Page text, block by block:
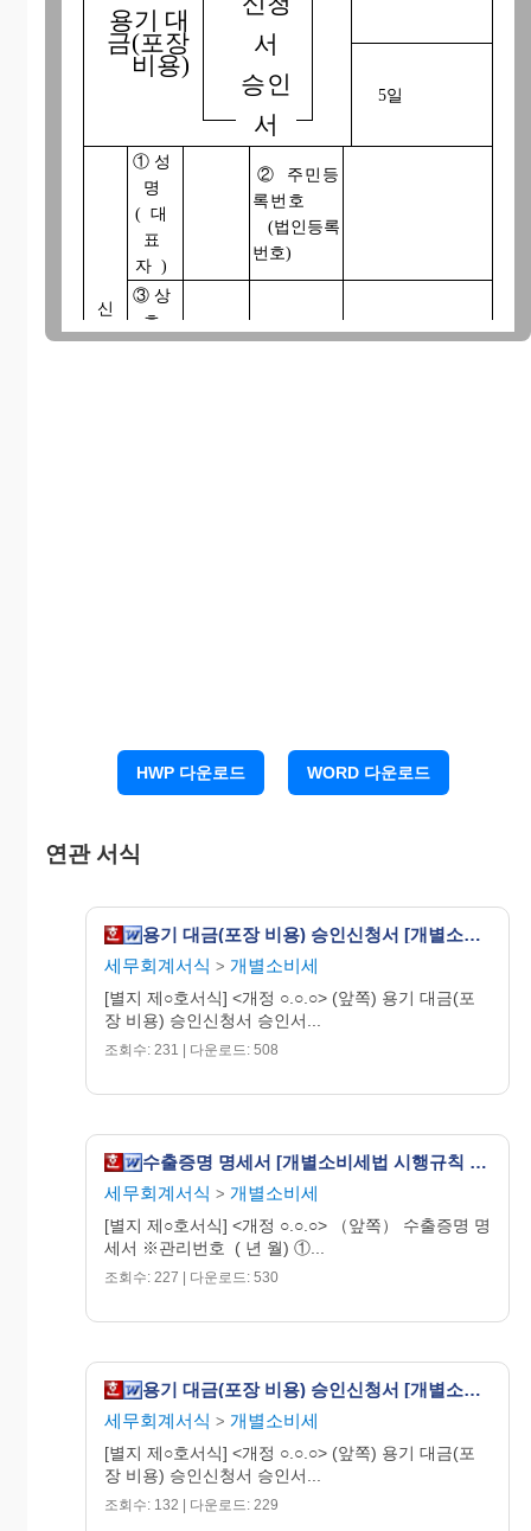
용기 대
금(포장
비용)
서
승인
서
5일
신
청
① 성
명
(대
표
자)
② 주민등
록번호
(법인등록
번호)
③ 상
호
(법
④전화
⑪수출
관명
⑫
품
명
⑬
수
량
⑭
규
격
⑮
단
가
(16)
가격
과
표
「개별소비세법 시행령」 제13조제3항에 따라 용기
하여 승인을신청합니다.
년 월 일
신청인 (서명
또는 인)
위와 같이용기 대금(포장 비용)을과세표준에 포
함시키지 않을 것을 승인합니다.
년 월 일
┌─┐
세 관 장 │
인│
└─┘
HWP 다운로드 WORD 다운로드
연관 서식
용기 대금(포장 비용) 승인신청서 [개별소비세법 시행규칙 서식5]
세무회계서식 > 개별소비세
[별지 제○호서식] <개정 ○.○.○> (앞쪽) 용기 대금(포
장 비용) 승인신청서 승인서...
조회수: 231 | 다운로드: 508
수출증명 명세서 [개별소비세법 시행규칙 서식13]
세무회계서식 > 개별소비세
[별지 제○호서식] <개정 ○.○.○> （앞쪽） 수출증명 명
세서 ※관리번호 ­ ( 년 월) ①...
조회수: 227 | 다운로드: 530
용기 대금(포장 비용) 승인신청서 [개별소비세법 시행규칙 서식4]
세무회계서식 > 개별소비세
[별지 제○호서식] <개정 ○.○.○> (앞쪽) 용기 대금(포
장 비용) 승인신청서 승인서...
조회수: 132 | 다운로드: 229